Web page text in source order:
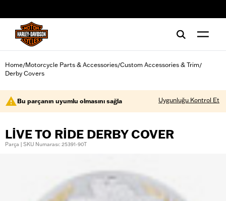
Home/Motorcycle Parts & Accessories/Custom Accessories & Trim/
Derby Covers
Bu parçanın uyumlu olmasını sağla Uygunluğu Kontrol Et
LIVE TO RIDE DERBY COVER
Parça | SKU Numarası: 25391-90T